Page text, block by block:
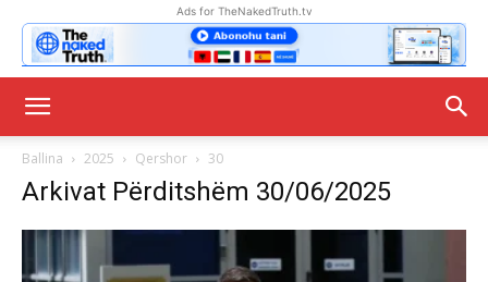
Ads for TheNakedTruth.tv
Ballina 2025 Qershor 30
Arkivat Përditshëm 30/06/2025